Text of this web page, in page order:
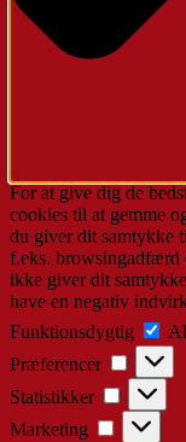
For at give dig de
cookies til at gemme
du giver dit samtykke
f.eks. browsingadfærd
ikke giver dit
have en negativ
Funktionsdygtig
Præferencer
Statistikker
Marketing